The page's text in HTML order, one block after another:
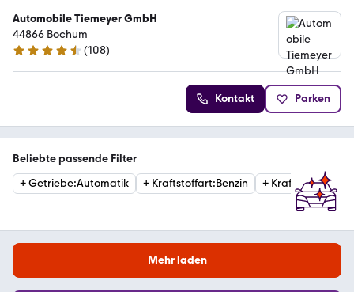
Automobile Tiemeyer GmbH
44866 Bochum
4.6 Sterne
(108)
Kontakt Parken
Beliebte passende Filter
+Getriebe:Automatik + Kraftstoffart:Benzin + Kraftstoffart
Mehr laden